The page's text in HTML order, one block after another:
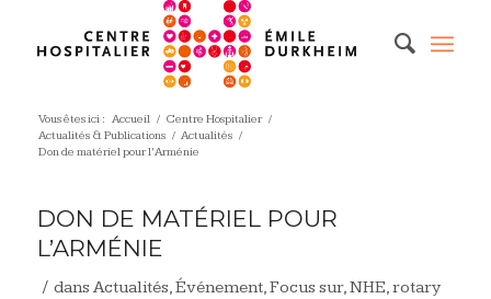
Vous êtes ici : Accueil / Centre Hospitalier /
Actualités & Publications / Actualités /
Don de matériel pour l’Arménie
DON DE MATÉRIEL POUR
L’ARMÉNIE
/ dans Actualités,Événement,Focus sur,NHE,rotary